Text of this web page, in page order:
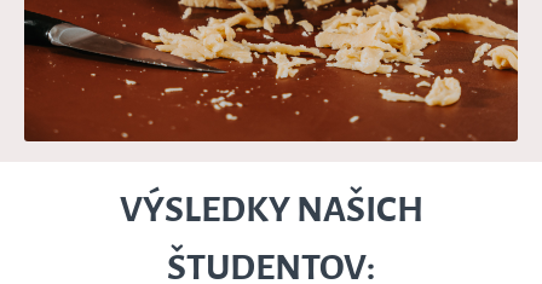
VÝSLEDKY NAŠICH
ŠTUDENTOV: